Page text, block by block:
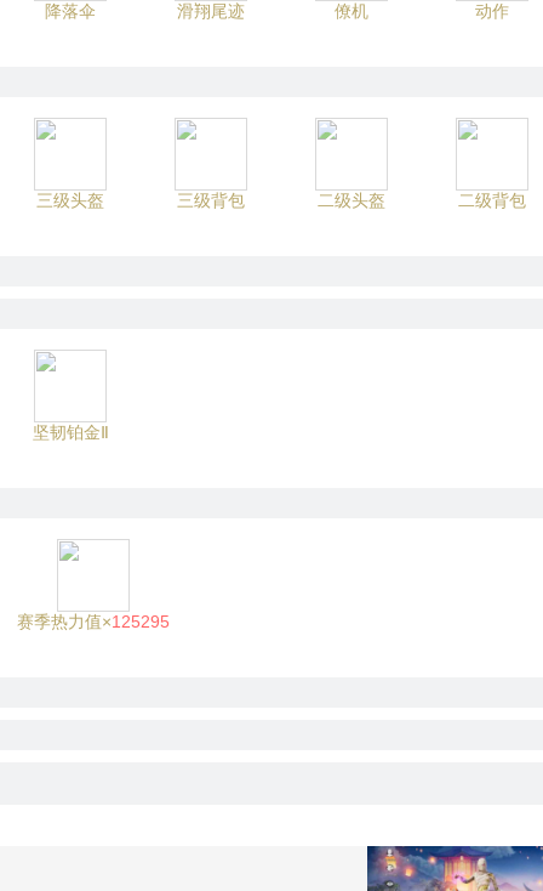
降落伞 滑翔尾迹 僚机 动作
三级头盔 三级背包 二级头盔 二级背包
坚韧铂金Ⅱ
赛季热力值×125295